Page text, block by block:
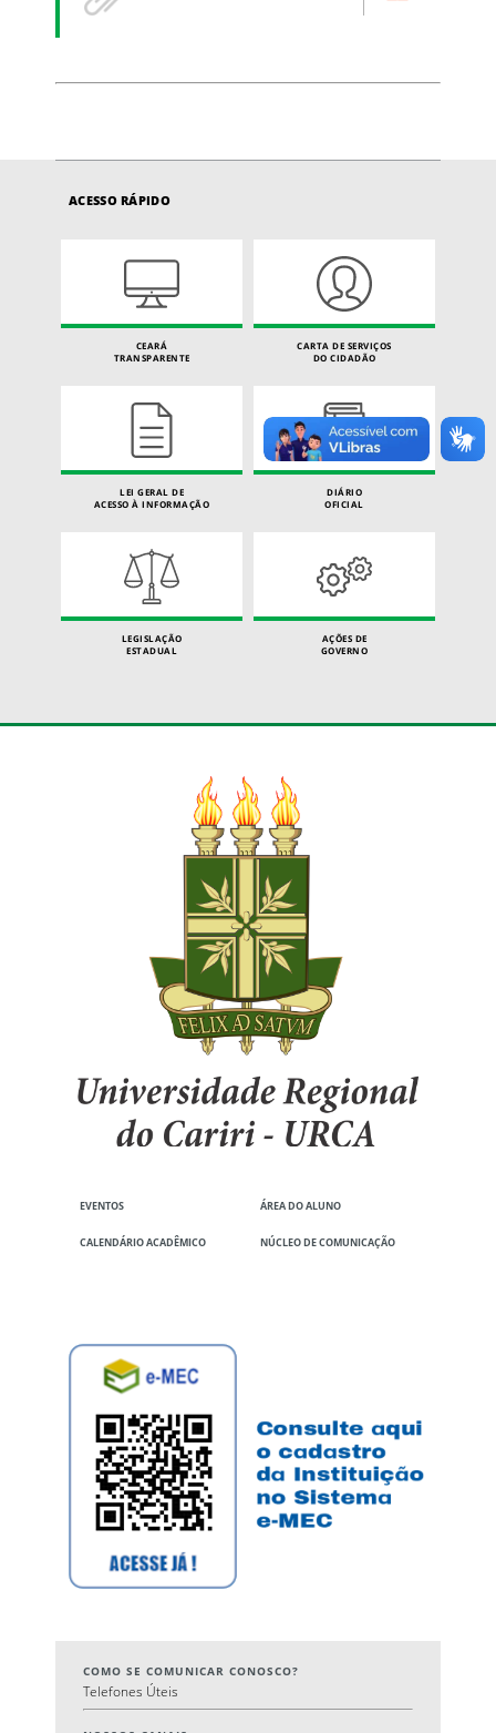
ACESSO RÁPIDO
CEARÁ
TRANSPARENTE
CARTA DE SERVIÇOS
DO CIDADÃO
LEI GERAL DE
ACESSO À INFORMAÇÃO
DIÁRIO
OFICIAL
LEGISLAÇÃO
ESTADUAL
AÇÕES DE
GOVERNO
EVENTOS ÁREA DO ALUNO
CALENDÁRIO ACADÊMICO NÚCLEO DE COMUNICAÇÃO
COMO SE COMUNICAR CONOSCO?
Telefones Úteis